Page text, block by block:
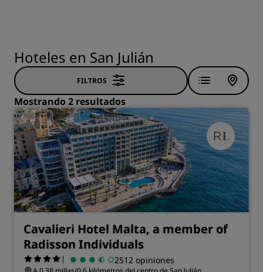
Hoteles en San Julián
FILTROS
Mostrando 2 resultados
Cavalieri Hotel Malta, a member of
Radisson Individuals
| 2512 opiniones